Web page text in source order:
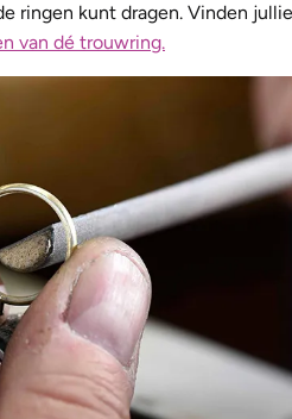
ringen kunt dragen. Vinden jullie
van dé trouwring.